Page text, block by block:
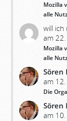
Mozilla
alle
will ich
am
Mozilla
alle
Sören
am
Die
Sören
am